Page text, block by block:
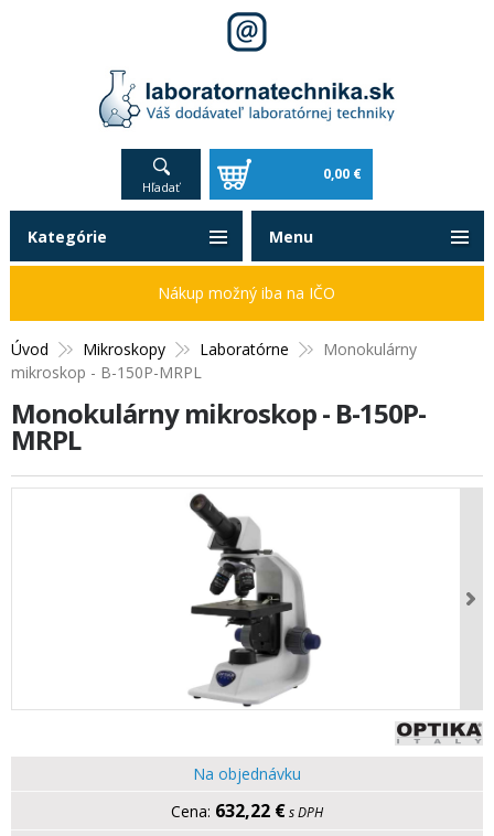
Hľadať
0,00 €
Úvod Mikroskopy Laboratórne
Monokulárny
mikroskop - B-150P-MRPL
Monokulárny mikroskop - B-150P-
MRPL
Na objednávku
632,22 €s DPH
Kategórie
Nákup možný iba na IČO
Menu